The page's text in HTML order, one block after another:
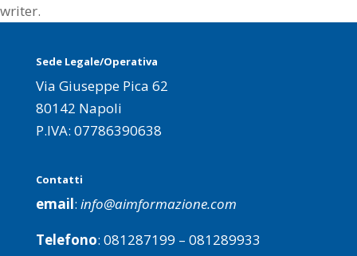
writer.
Sede Legale/Operativa
Via Giuseppe Pica 62
80142 Napoli
P.IVA: 07786390638
Contatti
email: info@aimformazione.com
Telefono: 081287199 – 081289933